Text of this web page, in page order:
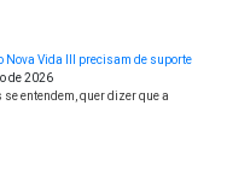
Vida III precisam de suporte
de 2026
entendem, quer dizer que a